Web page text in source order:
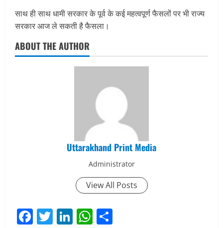
साथ ही साथ धामी सरकार के पूर्व के कई महत्वपूर्ण फैसलों पर भी राज्य
सरकार आज ले सकती है फैसला।
ABOUT THE AUTHOR
Uttarakhand Print Media
Administrator
View All Posts
Facebook
Twitter
LinkedIn
WhatsApp